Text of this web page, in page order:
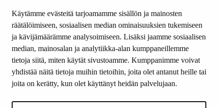
Käytämme evästeitä tarjoamamme sisällön ja mainosten
räätälöimiseen, sosiaalisen median ominaisuuksien tukemiseen
ja kävijämäärämme analysoimiseen. Lisäksi jaamme sosiaalisen
median, mainosalan ja analytiikka-alan kumppaneillemme
tietoja siitä, miten käytät sivustoamme. Kumppanimme voivat
yhdistää näitä tietoja muihin tietoihin, joita olet antanut heille tai
joita on kerätty, kun olet käyttänyt heidän palvelujaan.
Yhteystiedot
SEURAA MEITÄ
Facebook
Instagram
LinkedIn